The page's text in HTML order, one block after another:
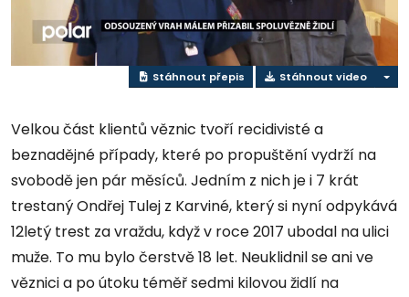
video
Stáhnout přepis Stáhnout video
Velkou část klientů věznic tvoří recidivisté a
beznadějné případy, které po propuštění vydrží na
svobodě jen pár měsíců. Jedním z nich je i 7 krát
trestaný Ondřej Tulej z Karviné, který si nyní odpykává
12letý trest za vraždu, když v roce 2017 ubodal na ulici
muže. To mu bylo čerstvě 18 let. Neuklidnil se ani ve
věznici a po útoku téměř sedmi kilovou židlí na